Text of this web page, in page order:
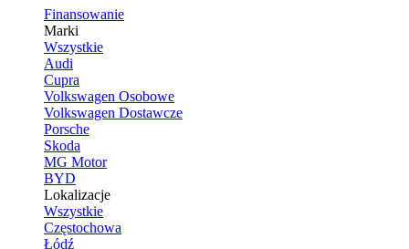
Finansowanie
Marki
Wszystkie
Audi
Cupra
Volkswagen Osobowe
Volkswagen Dostawcze
Porsche
Skoda
MG Motor
BYD
Lokalizacje
Wszystkie
Częstochowa
Łódź